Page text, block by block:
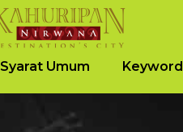
Syarat Umum Keyword